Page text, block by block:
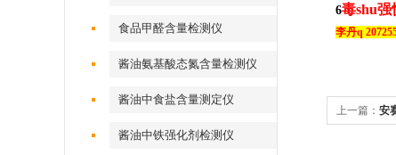
食品甲醛含量检测仪
酱油氨基酸态氮含量检测仪
酱油中食盐含量测定仪
酱油中铁强化剂检测仪
6毒shu强
李丹q
上一篇： 安